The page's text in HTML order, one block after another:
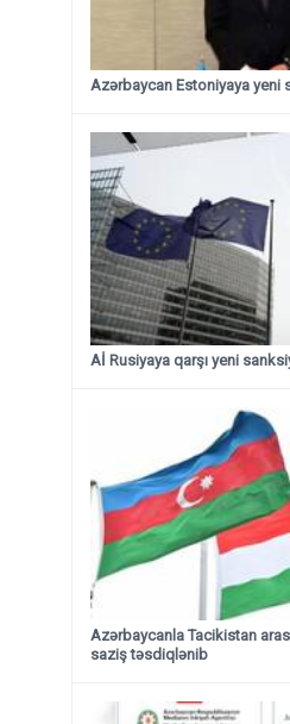
Azərbaycan Estoniyaya yeni
Aİ Rusiyaya qarşı yeni
Azərbaycanla Tacikistan
saziş təsdiqlənib